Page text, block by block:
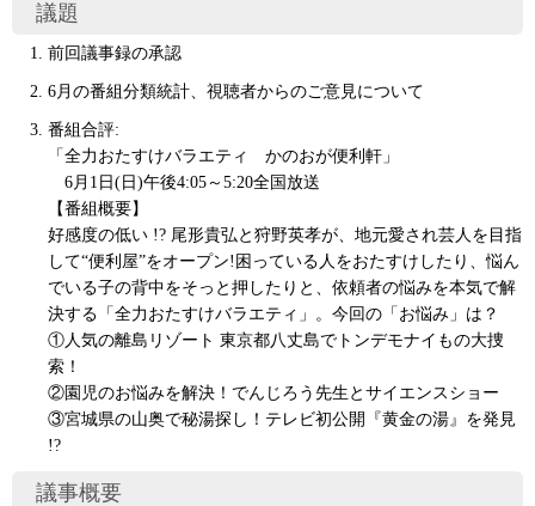
議題
前回議事録の承認
6月の番組分類統計、視聴者からのご意見について
番組合評:
「全力おたすけバラエティ かのおが便利軒」
6月1日(日)午後4:05～5:20全国放送
【番組概要】
好感度の低い !? 尾形貴弘と狩野英孝が、地元愛され芸人を目指
して“便利屋”をオープン!困っている人をおたすけしたり、悩ん
でいる子の背中をそっと押したりと、依頼者の悩みを本気で解
決する「全力おたすけバラエティ」。今回の「お悩み」は？
①人気の離島リゾート 東京都八丈島でトンデモナイもの大捜
索！
②園児のお悩みを解決！でんじろう先生とサイエンスショー
③宮城県の山奥で秘湯探し！テレビ初公開『黄金の湯』を発見
!?
議事概要